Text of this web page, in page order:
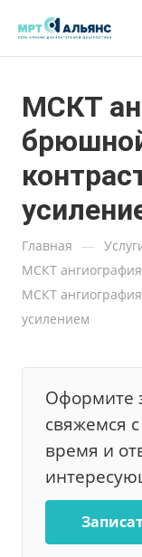
МСКТ
Главная —
МСКТ ангиография
МСКТ
усилением
Оформите
свяжемся
время и